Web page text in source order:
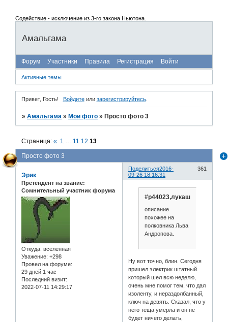
Содействие - исключение из 3-го закона Ньютона.
Амальгама
Форум Участники Правила Регистрация Войти
Активные темы
Привет, Гость! Войдитеили зарегистрируйтесь.
»Амальгама » Мои фото » Просто фото 3
Просто фото 3
Страница:« 1 11 12 13
Поделиться 361
2016-
09-26 18:16:31
Эрик
Претендент на звание:
Сомнительный участник форума
Откуда: вселенная
Уважение: +298
Провел на форуме:
29 дней 1 час
Последний визит:
2022-07-11 14:29:17
#p44023,лукаш
описание
похожее на
полковника Льва
Андропова.
Ну вот точно, блин. Сегодня
пришел электрик штатный.
который шел всю неделю,
очень мне помог тем, что дал
изоленту, и нераздолбанный,
ключ на девять. Сказал, что у
него теща умерла и он не
будет ничего делать,